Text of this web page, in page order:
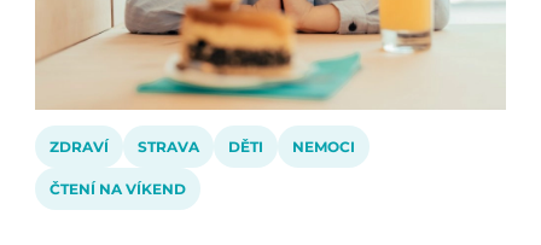
ZDRAVÍ STRAVA DĚTI NEMOCI
ČTENÍ NA VÍKEND